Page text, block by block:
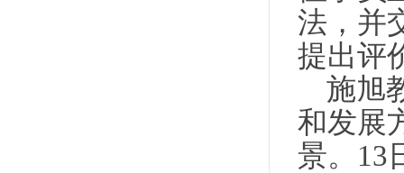
法，并
提出评
施旭
和发展
景。 13